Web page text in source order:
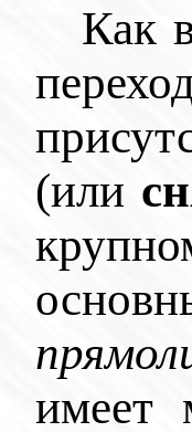
Как
(или
имеет